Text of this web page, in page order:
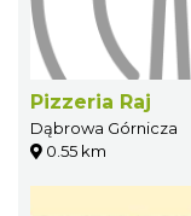
Pizzeria Raj
Dąbrowa Górnicza
0.55 km